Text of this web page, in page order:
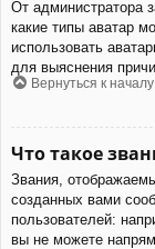
От администратора
какие типы аватар
использовать
для выяснения
Вернуться к началу
Что такое
Звания,
созданных вами
пользователей:
вы не можете